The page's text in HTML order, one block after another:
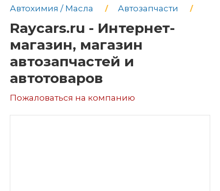
Автохимия / Масла
Автозапчасти
Raycars.ru - Интернет-
магазин, магазин
автозапчастей и
автотоваров
Пожаловаться на компанию